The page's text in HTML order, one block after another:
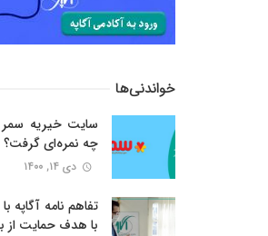
خواندنی‌ها
سایت خیریه سمر
چه نمره‌ای گرفت؟
دی ۱۴, ۱۴۰۰
تفاهم نامه آگاپه
با هدف حمایت از